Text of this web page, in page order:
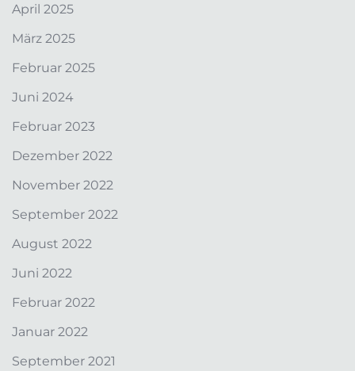
April 2025
März 2025
Februar 2025
Juni 2024
Februar 2023
Dezember 2022
November 2022
September 2022
August 2022
Juni 2022
Februar 2022
Januar 2022
September 2021